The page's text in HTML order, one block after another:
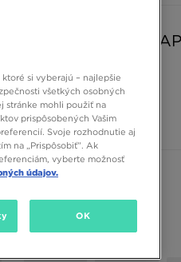
NIKE MIKINA S
120,00 €
Dostupné farby
Vybrať veľkosť
si vyberajú – najlepšie
všetkých osobných
stránke mohli použiť na
prispôsobených Vašim
Svoje rozhodnutie aj
na „Prispôsobiť”. Ak
vyberte možnosť
údajov.
OK